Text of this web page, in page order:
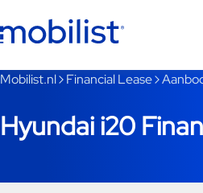
Je bent nu voorbij het hoofdmenu
Mobilist.nl Financial Lease
Hyundai i20